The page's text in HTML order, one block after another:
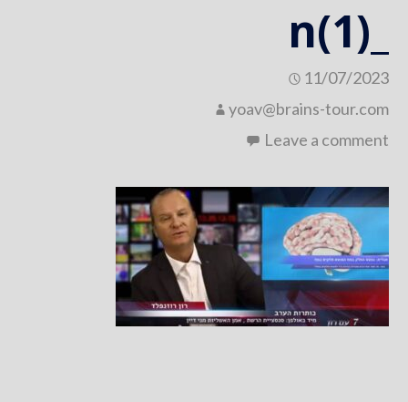
11/07/2023
yoav@brains-tour.com
Leave a comment